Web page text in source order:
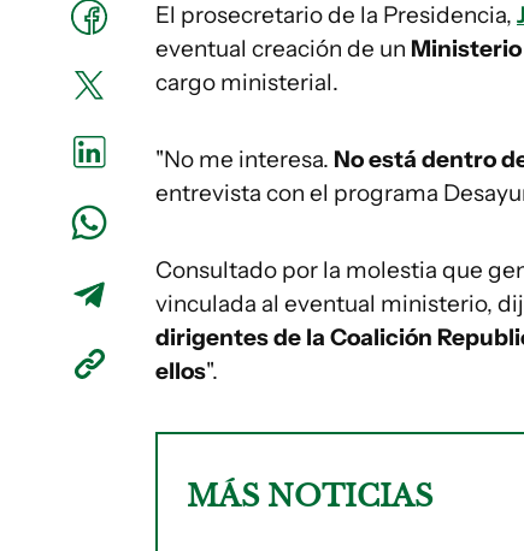
El prosecretario de la Presidencia,
eventual creación de un
cargo ministerial.
"No me interesa. No está dentro
entrevista con el programa
Consultado por la molestia que
vinculada al eventual ministerio,
dirigentes de la Coalición
ellos".
MÁS NOTICIAS